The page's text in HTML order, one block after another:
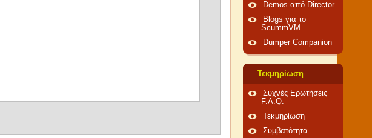
Demos από Director
Blogs για το
ScummVM
Dumper Companion
Τεκμηρίωση
Συχνές Ερωτήσεις
F.A.Q.
Τεκμηρίωση
Συμβατότητα